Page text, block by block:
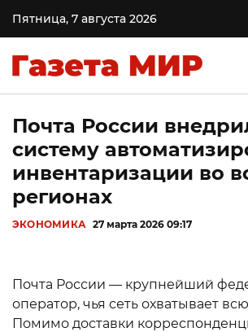
Пятница, 7 августа 2026
Почта России
систему
инвентаризации во
регионах
ЭКОНОМИКА 27 марта 2026 09:17
Почта России — крупнейший
оператор, чья сеть охватывает
Помимо доставки